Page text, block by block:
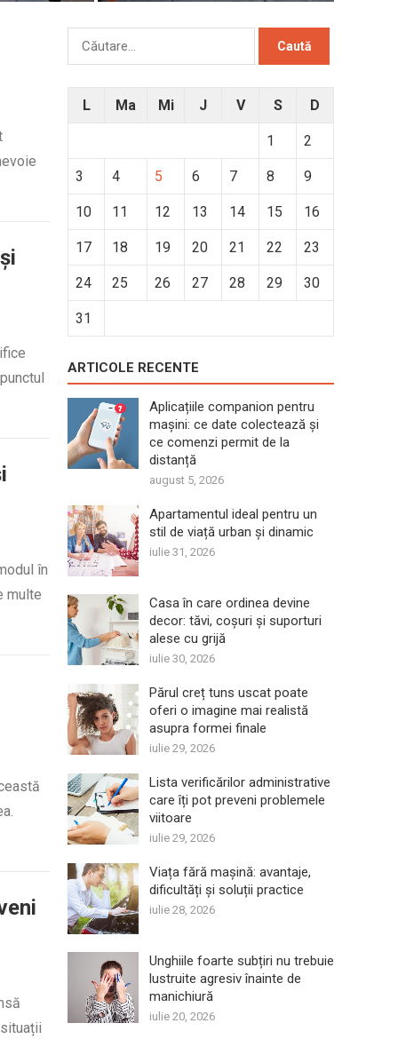
în
multe
Caută
L Ma Mi J V S D
1 2
3 4 5 6 7 8 9
10 11 12 13 14 15 16
17 18 19 20 21 22 23
24 25 26 27 28 29 30
31
ARTICOLE RECENTE
Aplicațiile companion pentru
mașini: ce date colectează și
ce comenzi permit de la
distanță
august 5, 2026
Apartamentul ideal pentru un
stil de viață urban și dinamic
iulie 31, 2026
Casa în care ordinea devine
decor: tăvi, coșuri și suporturi
alese cu grijă
iulie 30, 2026
Părul creț tuns uscat poate
oferi o imagine mai realistă
asupra formei finale
iulie 29, 2026
Lista verificărilor administrative
care îți pot preveni problemele
viitoare
iulie 29, 2026
Viața fără mașină: avantaje,
dificultăți și soluții practice
iulie 28, 2026
Unghiile foarte subțiri nu trebuie
lustruite agresiv înainte de
manichiură
iulie 20, 2026